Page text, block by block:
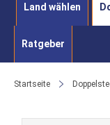
Land wählen
Ratgeber
Startseite